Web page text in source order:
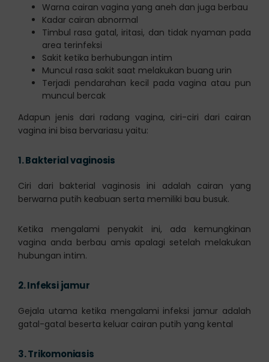
Warna cairan vagina yang aneh dan juga berbau
Kadar cairan abnormal
Timbul rasa gatal, iritasi, dan tidak nyaman pada
area terinfeksi
Sakit ketika berhubungan intim
Muncul rasa sakit saat melakukan buang urin
Terjadi pendarahan kecil pada vagina atau pun
muncul bercak
Adapun jenis dari radang vagina, ciri-ciri dari cairan
vagina ini bisa bervariasu yaitu:
1.Bakterial vaginosis
Ciri dari bakterial vaginosis ini adalah cairan yang
berwarna putih keabuan serta memiliki bau busuk.
Ketika mengalami penyakit ini, ada kemungkinan
vagina anda berbau amis apalagi setelah melakukan
hubungan intim.
2.Infeksi jamur
Gejala utama ketika mengalami infeksi jamur adalah
gatal-gatal beserta keluar cairan putih yang kental
3.Trikomoniasis